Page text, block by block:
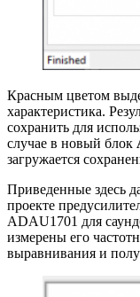
Красным цветом
характеристика.
сохранить для
случае в новый блок
загружается
Приведенные здесь
проекте
ADAU1701 для
измерены его
выравнивания и